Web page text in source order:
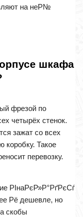
на неР№
шкафа
фрезой по
четырёх стенок.
зажат со всех
коробку. Такое
перевозку.
РІнаРєР»Р°РґРєСѓ
Рё дешевле, но
скобы